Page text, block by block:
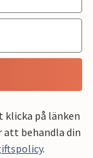
klicka på länken
att behandla din
.